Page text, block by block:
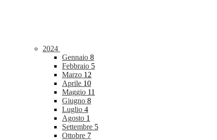
2024
Gennaio 8
Febbraio 5
Marzo 12
Aprile 10
Maggio 11
Giugno 8
Luglio 4
Agosto 1
Settembre 5
Ottobre 7